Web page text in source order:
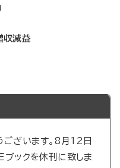
収減益
ございます。8月12日
ブックを休刊に致しま